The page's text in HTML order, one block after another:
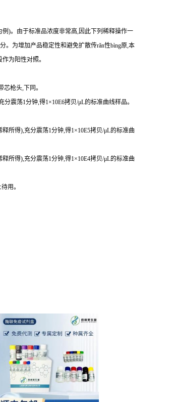
例)。由于标准品浓度非常高,因此下列稀释操作一
。为增加产品稳定性和避免扩散传rǎn性bìng原,本
为阳性对照。
枪头,下同。
震荡1分钟,得1×10E6拷贝/μL的标准曲线样品。
所得),充分震荡1分钟,得1×10E5拷贝/μL的标准曲
所得),充分震荡1分钟,得1×10E4拷贝/μL的标准曲
用。